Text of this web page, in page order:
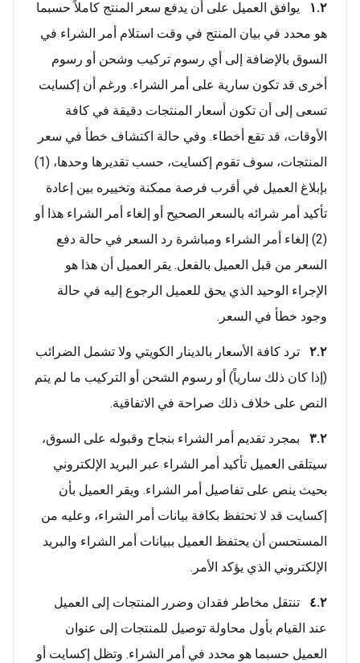
١.٢
يوافق العميل على أن يدفع سعر المنتج كاملاً حسبما
هو محدد في بيان المنتج في وقت استلام أمر الشراء في
السوق بالإضافة إلى أي رسوم تركيب وشحن أو رسوم
أخرى قد تكون سارية على أمر الشراء. ورغم أن إكسايت
تسعى إلى أن تكون أسعار المنتجات دقيقة في كافة
الأوقات، قد تقع أخطاء. وفي حالة اكتشاف خطأ في سعر
المنتجات، سوف تقوم إكسايت، حسب تقديرها وحدها، (1)
بإبلاغ العميل في أقرب فرصة ممكنة وتخييره بين إعادة
تأكيد أمر شرائه بالسعر الصحيح أو إلغاء أمر الشراء هذا أو
(2) إلغاء أمر الشراء ومباشرة رد السعر في حالة دفع
السعر من قبل العميل بالفعل. يقر العميل أن هذا هو
الإجراء الوحيد الذي يحق للعميل الرجوع إليه في حالة
وجود خطأ في السعر.
٢.٢
ترد كافة الأسعار بالدينار الكويتي ولا تشمل الضرائب
(إذا كان ذلك سارياً) أو رسوم الشحن أو التركيب ما لم يتم
النص على خلاف ذلك صراحة في الاتفاقية.
٣.٢
بمجرد تقديم أمر الشراء بنجاح وقبوله على السوق،
سيتلقى العميل تأكيد أمر الشراء عبر البريد الإلكتروني
بحيث ينص على تفاصيل أمر الشراء. ويقر العميل بأن
إكسايت قد لا تحتفظ بكافة بيانات أمر الشراء، وعليه من
المستحسن أن يحتفظ العميل ببيانات أمر الشراء والبريد
الإلكتروني الذي يؤكد الأمر.
٤.٢
تنتقل مخاطر فقدان وضرر المنتجات إلى العميل
عند القيام بأول محاولة توصيل للمنتجات إلى عنوان
العميل حسبما هو محدد في أمر الشراء. وتظل إكسايت أو